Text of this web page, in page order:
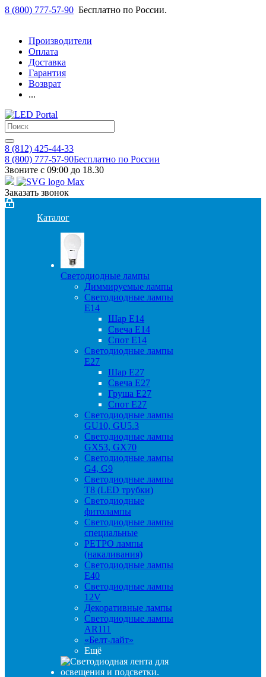
8 (800) 777-57-90 Бесплатно по России.
Производители
Оплата
Доставка
Гарантия
Возврат
...
8 (812) 425-44-33
8 (800) 777-57-90Бесплатно по России
Звоните с 09:00 до 18.30
Заказать звонок
Каталог
Светодиодные лампы
Диммируемые лампы
Светодиодные лампы
Е14
Шар Е14
Свеча Е14
Спот Е14
Светодиодные лампы
Е27
Шар Е27
Свеча Е27
Груша Е27
Спот Е27
Светодиодные лампы
GU10, GU5.3
Светодиодные лампы
GX53, GX70
Светодиодные лампы
G4, G9
Светодиодные лампы
Т8 (LED трубки)
Светодиодные
фитолампы
Светодиодные лампы
специальные
РЕТРО лампы
(накаливания)
Светодиодные лампы
E40
Светодиодные лампы
12V
Декоративные лампы
Светодиодные лампы
AR111
«Белт-лайт»
Ещё